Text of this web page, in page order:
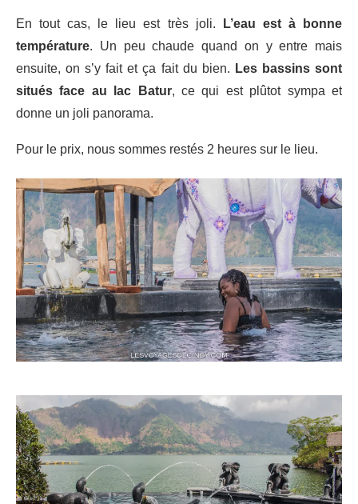
En tout cas, le lieu est très joli.
L’eau est à bonne
température. Un peu chaude quand on y entre mais
ensuite, on s’y fait et ça fait du bien. Les bassins sont
situés face au lac Batur, ce qui est plûtot sympa et
donne un joli panorama.
Pour le prix, nous sommes restés 2 heures sur le lieu.